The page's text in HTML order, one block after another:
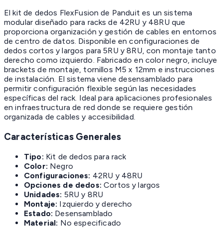
El kit de dedos FlexFusion de Panduit es un sistema
modular diseñado para racks de 42RU y 48RU que
proporciona organización y gestión de cables en entornos
de centro de datos. Disponible en configuraciones de
dedos cortos y largos para 5RU y 8RU, con montaje tanto
derecho como izquierdo. Fabricado en color negro, incluye
brackets de montaje, tornillos M5 x 12mm e instrucciones
de instalación. El sistema viene desensamblado para
permitir configuración flexible según las necesidades
específicas del rack. Ideal para aplicaciones profesionales
en infraestructura de red donde se requiere gestión
organizada de cables y accesibilidad.
Características Generales
Tipo: Kit de dedos para rack
Color: Negro
Configuraciones: 42RU y 48RU
Opciones de dedos: Cortos y largos
Unidades: 5RU y 8RU
Montaje: Izquierdo y derecho
Estado: Desensamblado
Material: No especificado